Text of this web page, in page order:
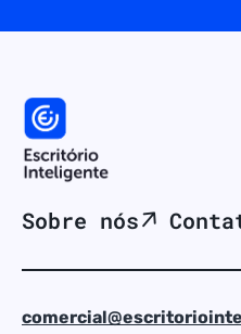
Sobre nós